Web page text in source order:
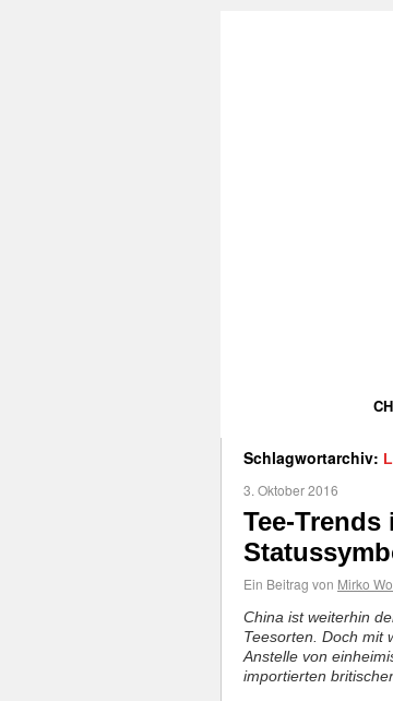
Schlagwortarchiv:
3. Oktober 2016
Tee-
Ein Beitrag von Mirko
China ist weiterhin
Teesorten. Doch mit
Anstelle von
importierten